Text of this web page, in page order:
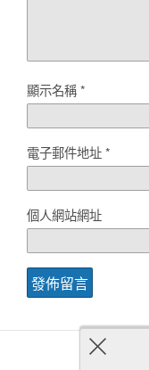
顯示名稱*
電子郵件地址*
個人網站網址